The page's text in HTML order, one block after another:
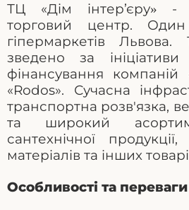
ТЦ «Дім інтер’єру»
-
торговий центр.
гіпермаркетів
зведено за
фінансування
«Rodos». Сучасна
транспортна розв'язка,
та широкий
сантехнічної
матеріалів та інших
Особливості та переваги